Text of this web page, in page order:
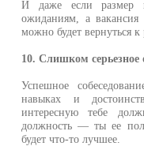
И даже если размер
ожиданиям, а
можно будет вернуться
10. Слишком серьезное
Успешное
навыках и
интересную тебе
должность — ты ее
будет что-то лучшее.